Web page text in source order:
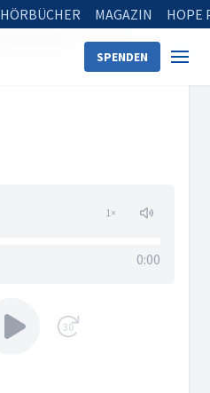
HÖRBÜCHER MAGAZIN HOPE
SPENDEN
30. März
1×
0:00
30